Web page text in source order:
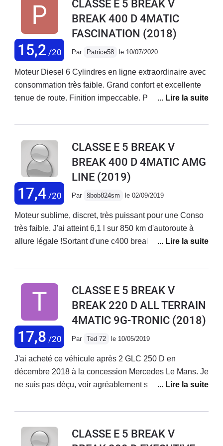
une marque premium ne se limite pas a gonfler ses
prix et negliger la qulite de ses voiture ( panne
d'injectur avec simplement 59.000km) et negliger vos
client (aucun effort de la marque pour prendre en
charge une partie des reparations). Sinon, quand tout
fonctionne bien c'est une voiture agreable.Mais je
trouve le comportement de Mercedes Benz vis a vis de
ses clients juste inamissible.A bon enetendeur, Salut!
15,2 /20
CLASSE E 5 BREAK V
BREAK 400 D 4MATIC
FASCINATION (2018)
Par Patrice58 le 10/07/2020
Moteur Diesel 6 Cylindres en ligne extraordinaire avec
consommation très faible. Grand confort et excellente
tenue de route. Finition impeccable. Par contre,
sont chères et inutiles : conduite autonome déficiente
(on reçoit des appels de phares des voitures que l'on
croise), GPS perfectible
17,4/20
CLASSE E 5 BREAK V
BREAK 400 D 4MATIC AMG
LINE (2019)
Par §bob824sm le 02/09/2019
Moteur sublime, discret, très puissant pour une Conso
très faible. J'ai atteint 6,1 l sur 850 km d'autoroute à
allure légale !Sortant d'une c400 break essence le
nombreuses options en font une auto de luxe dixit le
jantes 18' airmatic un must
17,8 /20
CLASSE E 5 BREAK V
BREAK 220 D ALL TERRAIN
4MATIC 9G-TRONIC (2018)
Par Ted 72 le 10/05/2019
J'ai acheté ce véhicule après 2 GLC 250 D en
décembre 2018 à la concession Mercedes Le Mans. Je
ne suis pas déçu, voir agréablement surpris. Véhicule
(suspension pneumatique, assistance à la conduite,
exceptionnel pour un véhicule d'un tel gabarit. Idéal
CLASSE E 5 BREAK V